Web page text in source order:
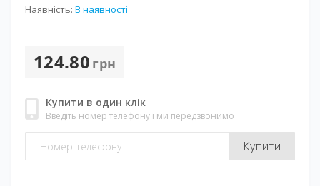
Наявність: В наявності
124.80 грн
Купити в один клік
Введіть номер телефону і ми передзвонимо
Купити